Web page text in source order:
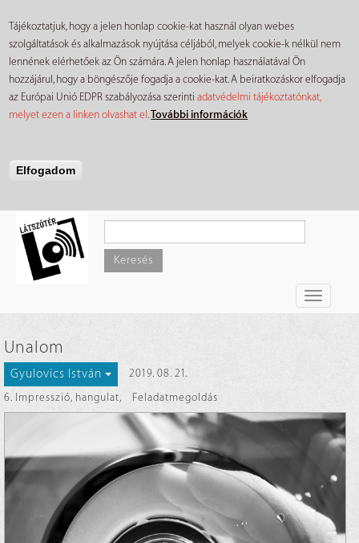
Tájékoztatjuk, hogy a jelen honlap cookie-kat használ olyan webes
szolgáltatások és alkalmazások nyújtása céljából, melyek cookie-k nélkül nem
lennének elérhetőek az Ön számára. A jelen honlap használatával Ön
hozzájárul, hogy a böngészője fogadja a cookie-kat. A beiratkozáskor elfogadja
az Európai Unió EDPR szabályozása szerintiadatvédelmi tájékoztatónkat,
melyet ezen a linken olvashat el.További információk
Elfogadom
tartalomra
Keresés
Toggle
Unalom
Gyulovics István
2019. 08. 21.
6. Impresszió, hangulat, Feladatmegoldás